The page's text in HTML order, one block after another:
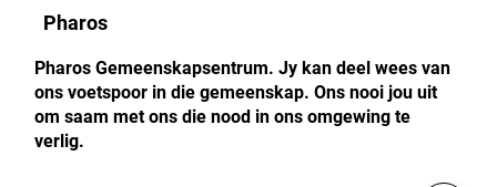
Pharos
Pharos Gemeenskapsentrum. Jy kan deel wees van
ons voetspoor in die gemeenskap. Ons nooi jou uit
om saam met ons die nood in ons omgewing te
verlig.